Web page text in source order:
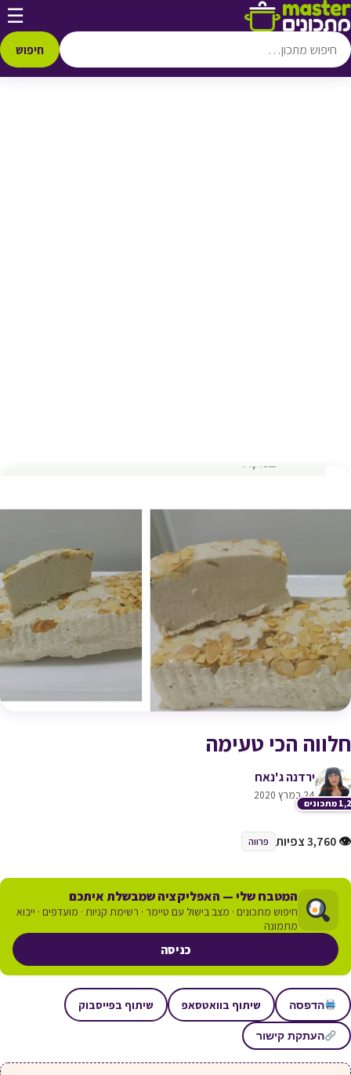
דלג לתוכן ☰
חיפוש
חלווה הכי טעימה
ירדנה ג'נאח
24 במרץ 2020
♥ הוספה
👁 3,760 צפיות פרווה
המטבח שלי — האפליקציה שמבשלת איתכם
חיפוש מתכונים · מצב בישול עם טיימר · רשימת קניות · מועדפים · ייבוא
מתמונה
כניסה
הדפסה שיתוף בוואטסאפ שיתוף בפייסבוק
העתקת קישור